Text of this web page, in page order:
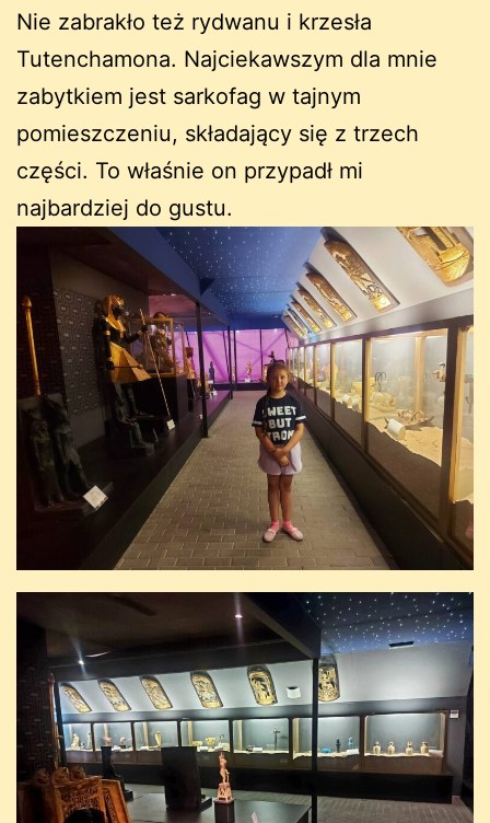
Nie zabrakło też rydwanu i krzesła
Tutenchamona. Najciekawszym dla mnie
zabytkiem jest sarkofag w tajnym
pomieszczeniu, składający się z trzech
części. To właśnie on przypadł mi
najbardziej do gustu.